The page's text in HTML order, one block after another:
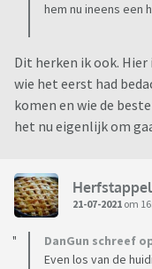
hem nu ineens een
Dit herken ik ook.
wie het eerst had
komen en wie de
het nu eigenlijk om
21-07-2021 om
DanGun schreef
Even los van de